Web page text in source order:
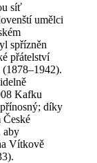
síť
umělci
spřízněn
přátelství
Kafku
díky
České
aby
Vítkově